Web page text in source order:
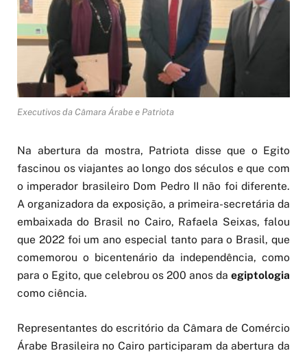
Executivos da Câmara Árabe e Patriota
Na abertura da mostra, Patriota disse que o Egito
fascinou os viajantes ao longo dos séculos e que com
o imperador brasileiro Dom Pedro II não foi diferente.
A organizadora da exposição, a primeira-secretária da
embaixada do Brasil no Cairo, Rafaela Seixas, falou
que 2022 foi um ano especial tanto para o Brasil, que
comemorou o bicentenário da independência, como
para o Egito, que celebrou os 200 anos da egiptologia
como ciência.
Representantes do escritório da Câmara de Comércio
Árabe Brasileira no Cairo participaram da abertura da